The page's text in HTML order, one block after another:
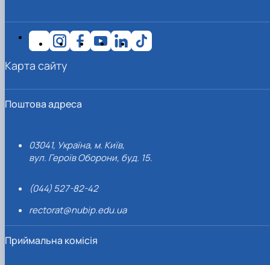
Поштова адреса
03041, Україна, м. Київ,
вул. Героїв Оборони, буд. 15.
(044) 527-82-42
rectorat@nubip.edu.ua
Приймальна комісія
Карта сайту